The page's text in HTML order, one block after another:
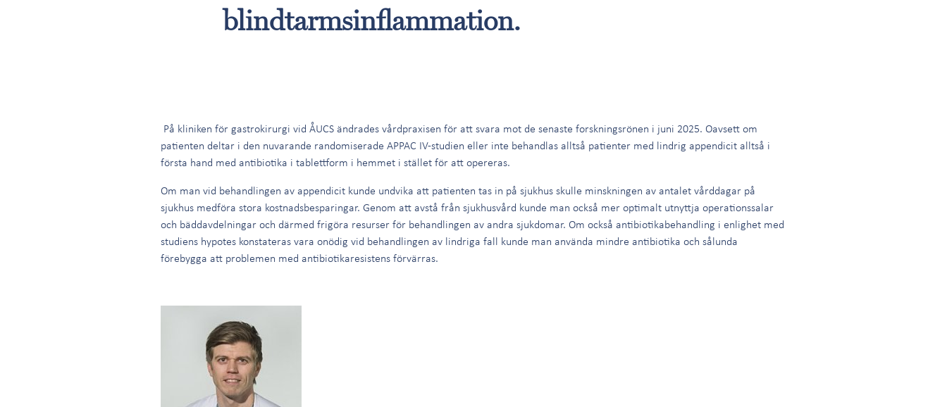
blindtarmsinflammation.
På kliniken för gastrokirurgi vid ÅUCS ändrades vårdpraxisen för att svara mot de senaste forskningsrönen i juni 2025. Oavsett om
patienten deltar i den nuvarande randomiserade APPAC IV-studien eller inte behandlas alltså patienter med lindrig appendicit alltså i
första hand med antibiotika i tablettform i hemmet i stället för att opereras.
Om man vid behandlingen av appendicit kunde undvika att patienten tas in på sjukhus skulle minskningen av antalet vårddagar på
sjukhus medföra stora kostnadsbesparingar. Genom att avstå från sjukhusvård kunde man också mer optimalt utnyttja operationssalar
och bäddavdelningar och därmed frigöra resurser för behandlingen av andra sjukdomar. Om också antibiotikabehandling i enlighet med
studiens hypotes konstateras vara onödig vid behandlingen av lindriga fall kunde man använda mindre antibiotika och sålunda
förebygga att problemen med antibiotikaresistens förvärras.